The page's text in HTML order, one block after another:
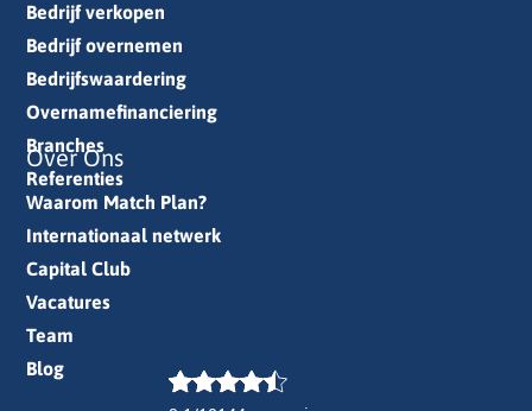
Bedrijf verkopen
Bedrijf overnemen
Bedrijfswaardering
Overnamefinanciering
Branches
Referenties
Over Ons
Waarom Match Plan?
Internationaal netwerk
Capital Club
Vacatures
Team
Blog